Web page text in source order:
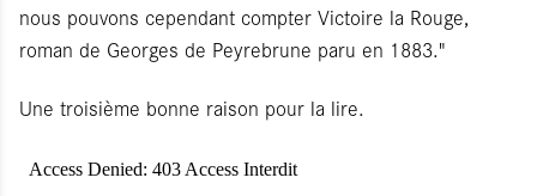
nous pouvons cependant compter Victoire la Rouge,
roman de Georges de Peyrebrune paru en 1883."
Une troisième bonne raison pour la lire.